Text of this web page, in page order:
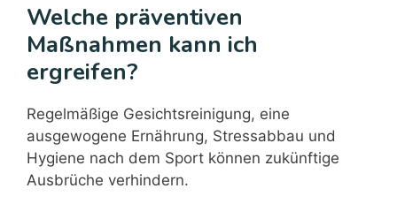
Welche präventiven
Maßnahmen kann ich
ergreifen?
Regelmäßige Gesichtsreinigung, eine
ausgewogene Ernährung, Stressabbau und
Hygiene nach dem Sport können zukünftige
Ausbrüche verhindern.